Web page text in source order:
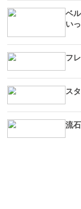
ベ
いっ
フ
ス
流